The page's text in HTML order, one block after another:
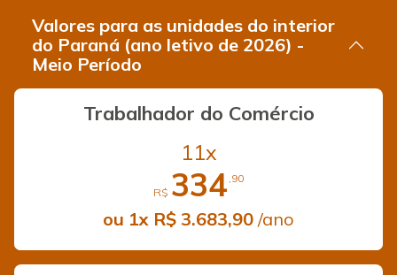
Valores para as unidades do interior
do Paraná (ano letivo de 2026) -
Meio Período
Trabalhador do Comércio
11x
R$ 334 ,90
ou 1x R$ 3.683,90 /ano